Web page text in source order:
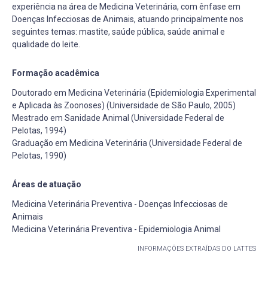
experiência na área de Medicina Veterinária, com ênfase em
Doenças Infecciosas de Animais, atuando principalmente nos
seguintes temas: mastite, saúde pública, saúde animal e
qualidade do leite.
Formação acadêmica
Doutorado em Medicina Veterinária (Epidemiologia Experimental
e Aplicada às Zoonoses) (Universidade de São Paulo, 2005)
Mestrado em Sanidade Animal (Universidade Federal de
Pelotas, 1994)
Graduação em Medicina Veterinária (Universidade Federal de
Pelotas, 1990)
Áreas de atuação
Medicina Veterinária Preventiva - Doenças Infecciosas de
Animais
Medicina Veterinária Preventiva - Epidemiologia Animal
INFORMAÇÕES EXTRAÍDAS DO LATTES